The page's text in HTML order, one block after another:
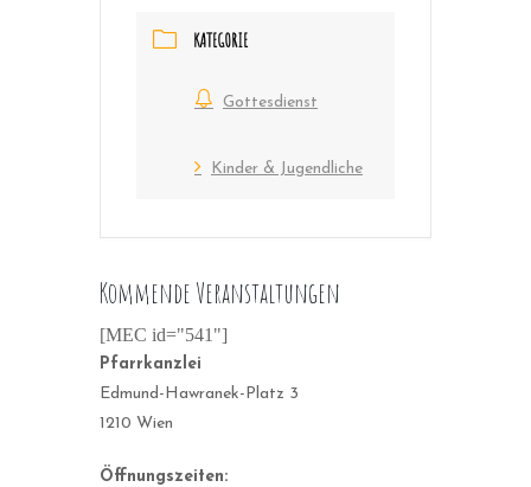
KATEGORIE
Gottesdienst
Kinder & Jugendliche
Kommende Veranstaltungen
[MEC id="541"]
Pfarrkanzlei
Edmund-Hawranek-Platz 3
1210 Wien
Öffnungszeiten: